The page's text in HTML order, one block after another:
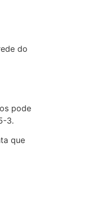
do
pode
3.
que